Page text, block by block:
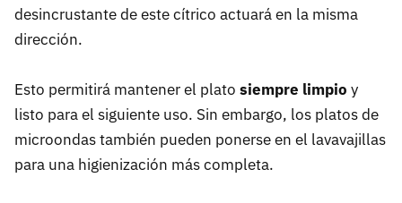
desincrustante de este cítrico actuará en la misma
dirección.
Esto permitirá mantener el plato siempre limpio y
listo para el siguiente uso. Sin embargo, los platos de
microondas también pueden ponerse en el lavavajillas
para una higienización más completa.